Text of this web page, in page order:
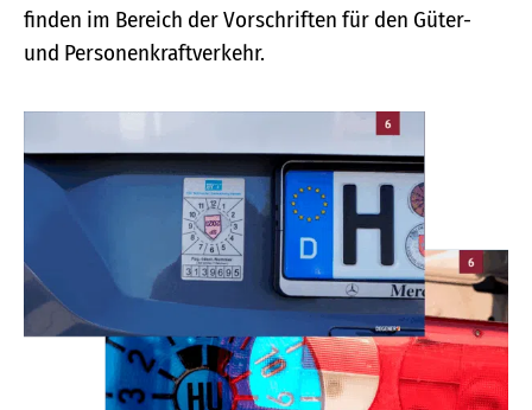
finden im Bereich der Vorschriften für den Güter-
und Personenkraftverkehr.